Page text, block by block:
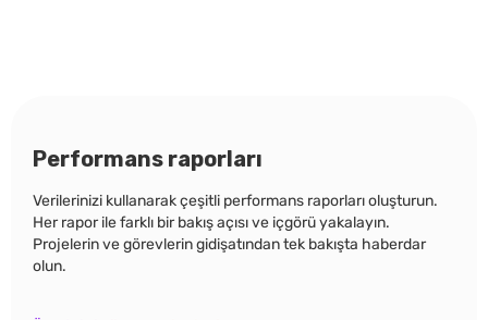
Performans raporları
Verilerinizi kullanarak çeşitli performans raporları oluşturun.
Her rapor ile farklı bir bakış açısı ve içgörü yakalayın.
Projelerin ve görevlerin gidişatından tek bakışta haberdar
olun.